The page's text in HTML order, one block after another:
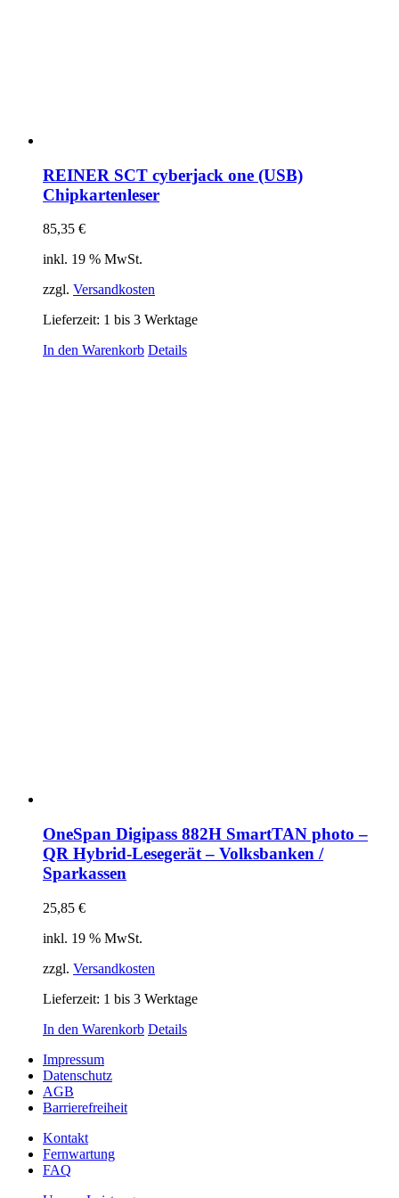
REINER SCT cyberjack one (USB)
Chipkartenleser
85,35 €
inkl. 19 % MwSt.
zzgl. Versandkosten
Lieferzeit: 1 bis 3 Werktage
In den Warenkorb Details
OneSpan Digipass 882H SmartTAN photo –
QR Hybrid-Lesegerät – Volksbanken /
Sparkassen
25,85 €
inkl. 19 % MwSt.
zzgl. Versandkosten
Lieferzeit: 1 bis 3 Werktage
In den Warenkorb Details
Impressum
Datenschutz
AGB
Barrierefreiheit
Kontakt
Fernwartung
FAQ